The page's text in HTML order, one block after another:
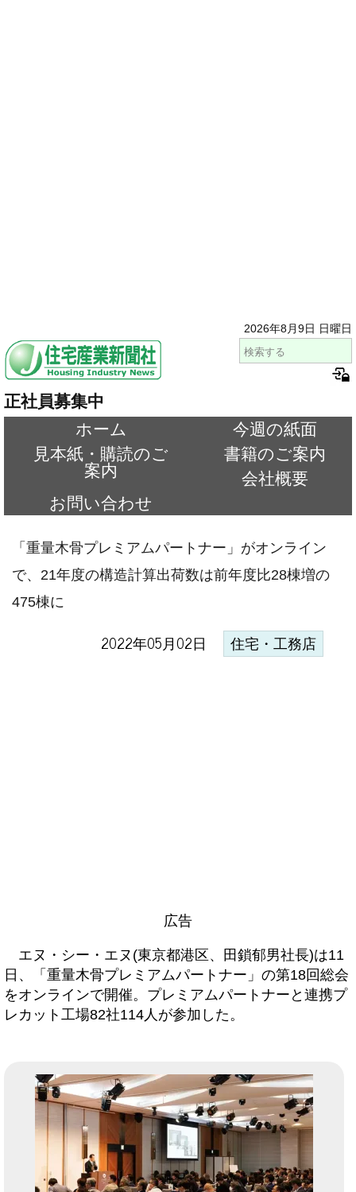
2026年8月9日 日曜日
正社員募集中
ホーム
今週の紙面
見本紙・購読のご
案内
書籍のご案内
会社概要
お問い合わせ
「重量木骨プレミアムパートナー」がオンライン
で、21年度の構造計算出荷数は前年度比28棟増の
475棟に
2022年05月02日 住宅・工務店
広告
エヌ・シー・エヌ(東京都港区、田鎖郁男社長)は11
日、「重量木骨プレミアムパートナー」の第18回総会
をオンラインで開催。プレミアムパートナーと連携プ
レカット工場82社114人が参加した。